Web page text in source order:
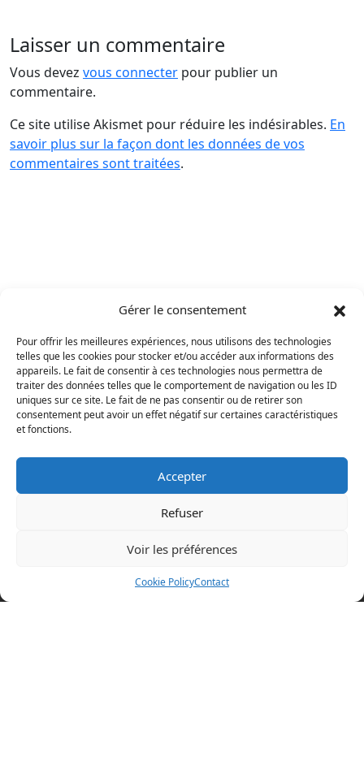
Gérer le consentement
Pour offrir les meilleures expériences, nous utilisons des technologies
telles que les cookies pour stocker et/ou accéder aux informations des
appareils. Le fait de consentir à ces technologies nous permettra de
traiter des données telles que le comportement de navigation ou les ID
uniques sur ce site. Le fait de ne pas consentir ou de retirer son
consentement peut avoir un effet négatif sur certaines caractéristiques
et fonctions.
Accepter
Refuser
Voir les préférences
Cookie PolicyContact
Laisser un commentaire
Vous devez vous connecter pour publier un
commentaire.
Ce site utilise Akismet pour réduire les indésirables. En
savoir plus sur la façon dont les données de vos
commentaires sont traitées.
Politique en matière de cookies